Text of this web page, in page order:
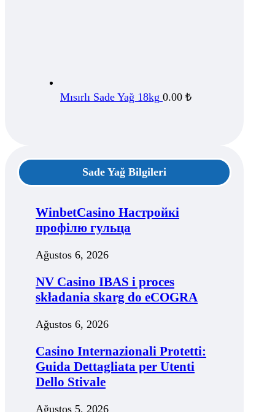
Mısırlı Sade Yağ 18kg 0.00 ₺
Sade Yağ Bilgileri
WinbetCasino Настройкі
профілю гульца
Ağustos 6, 2026
NV Casino IBAS i proces
składania skarg do eCOGRA
Ağustos 6, 2026
Casino Internazionali Protetti:
Guida Dettagliata per Utenti
Dello Stivale
Ağustos 5, 2026